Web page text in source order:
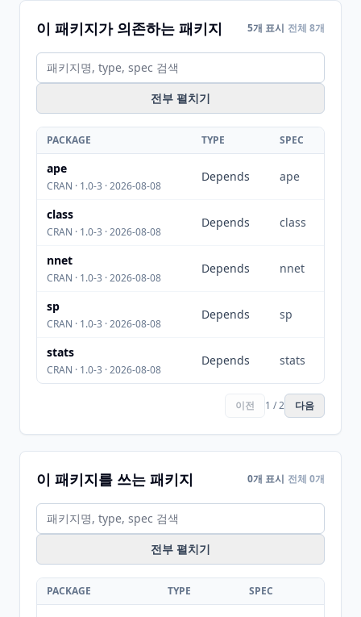
이 패키지가 의존하는 패키지 5개 표시 전체 8개
전부 펼치기
PACKAGE TYPE SPEC
ape
CRAN · 1.0-3 · 2026-08-08
Depends ape
class
CRAN · 1.0-3 · 2026-08-08
Depends class
nnet
CRAN · 1.0-3 · 2026-08-08
Depends nnet
sp
CRAN · 1.0-3 · 2026-08-08
Depends sp
stats
CRAN · 1.0-3 · 2026-08-08
Depends stats
이전 1 / 2 다음
이 패키지를 쓰는 패키지 0개 표시 전체 0개
전부 펼치기
PACKAGE TYPE SPEC